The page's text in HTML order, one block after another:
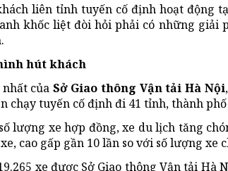
liên tỉnh tuyến cố định hoạt động
khốc liệt đòi hỏi phải có những giải
hút khách
của Sở Giao thông Vận tải Hà Nội
chạy tuyến cố định đi 41 tỉnh, thành
lượng xe hợp đồng, xe du lịch tăng
cao gấp gần 10 lần so với số lượng xe
xe được Sở Giao thông Vận tải Hà